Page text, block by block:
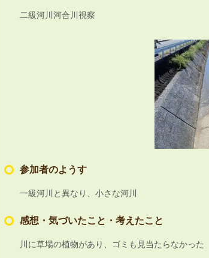
二級河川河合川視察
参加者のようす
一級河川と異なり、小さな河川
感想・気づいたこと・考えたこと
川に草場の植物があり、ゴミも見当たらなかった